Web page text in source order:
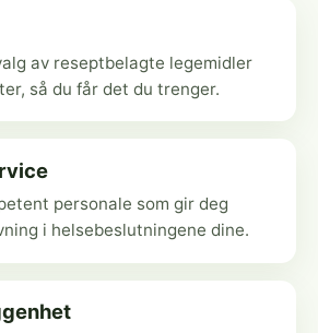
av reseptbelagte legemidler
så du får det du trenger.
personale som gir deg
i helsebeslutningene dine.